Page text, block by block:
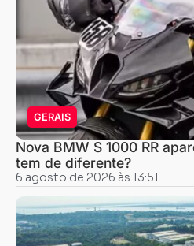
GERAIS
Nova BMW S 1000 RR
tem de diferente?
6 agosto de 2026 às 13:51